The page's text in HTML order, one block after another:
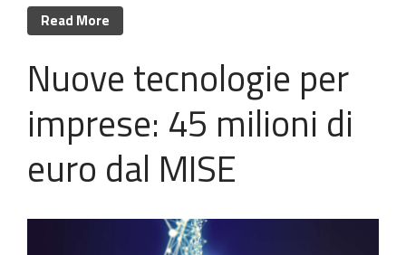
con Firma Digitale
L’identità digitale attraverso la
Carta Nazionale dei Servizi
con SPID
Read More
Nuove tecnologie per
imprese: 45 milioni di
euro dal MISE